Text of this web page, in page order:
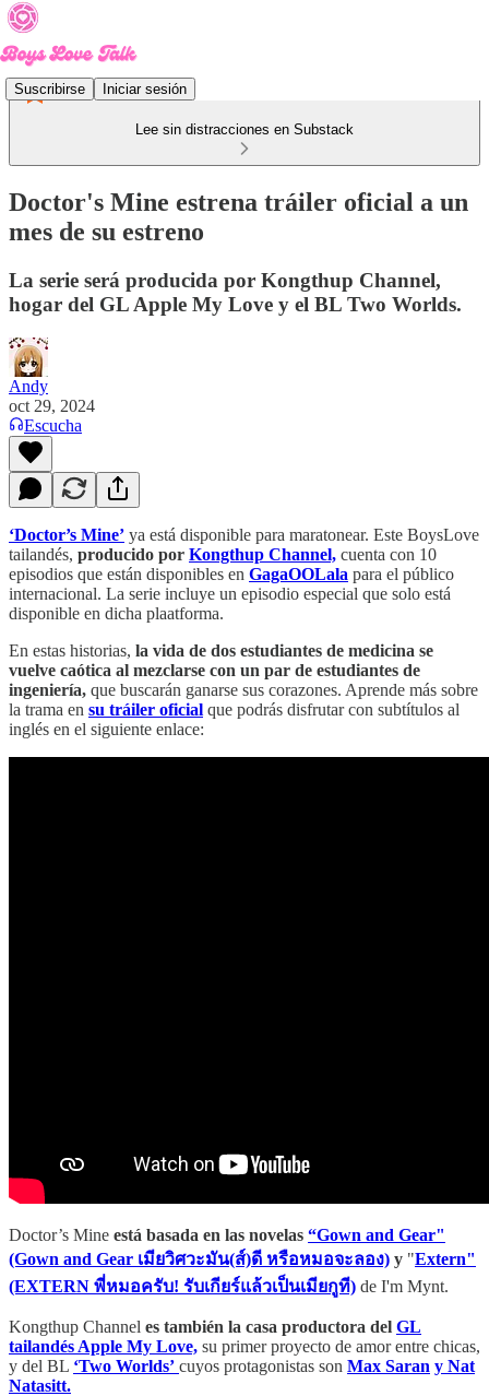
Suscribirse Iniciar sesión
Lee sin distracciones en Substack
Doctor's Mine estrena tráiler oficial a un
mes de su estreno
La serie será producida por Kongthup Channel,
hogar del GL Apple My Love y el BL Two Worlds.
Andy
oct 29, 2024
Escucha
‘Doctor’s Mine’ ya está disponible para maratonear. Este BoysLove
tailandés, producido por Kongthup Channel, cuenta con 10
episodios que están disponibles en GagaOOLala para el público
internacional. La serie incluye un episodio especial que solo está
disponible en dicha plaatforma.
En estas historias, la vida de dos estudiantes de medicina se
vuelve caótica al mezclarse con un par de estudiantes de
ingeniería, que buscarán ganarse sus corazones. Aprende más sobre
la trama en su tráiler oficial que podrás disfrutar con subtítulos al
inglés en el siguiente enlace:
Doctor’s Mine está basada en las novelas “Gown and Gear"
(Gown and Gear เมียวิศวะมัน(ส์)ดี หรือหมอจะลอง) y "Extern"
(EXTERN พี่หมอครับ! รับเกียร์แล้วเป็นเมียกูที) de I'm Mynt.
Kongthup Channel es también la casa productora del GL
tailandés Apple My Love, su primer proyecto de amor entre chicas,
y del BL ‘Two Worlds’ cuyos protagonistas son Max Saran y Nat
Natasitt.